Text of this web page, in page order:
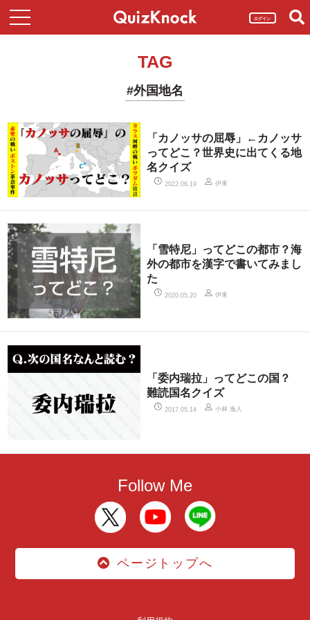
ログイン
TAG
#外国地名
「カノッサの屈辱」←カノッサ
ってどこ？世界史に出てくる地
名クイズ
2022.06.19 伊東
「雪特尼」ってどこの都市？海
外の都市を漢字で書いてみまし
た
2020.05.20 伊東
「委内瑞拉」ってどこの国？
難読国名クイズ
2017.05.14 小林 逸人
Follow Me
ページトップへ